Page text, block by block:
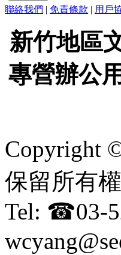
聯絡我們 | 免責條款 | 用戶
新竹地區
專營辦公
Copyright
保留所有權
Tel: ☎03-